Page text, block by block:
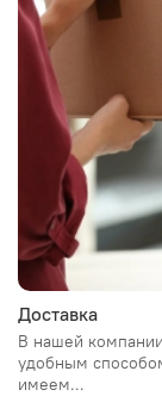
Доставка
В нашей
удобным
имеем...